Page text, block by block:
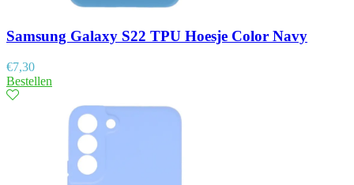
Samsung Galaxy S22 TPU Hoesje Color Navy
€7,30
Bestellen